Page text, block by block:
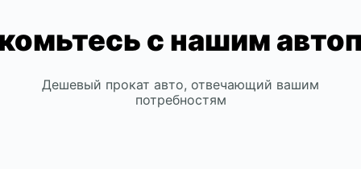
с нашим
Дешевый прокат авто, отвечающий вашим
потребностям